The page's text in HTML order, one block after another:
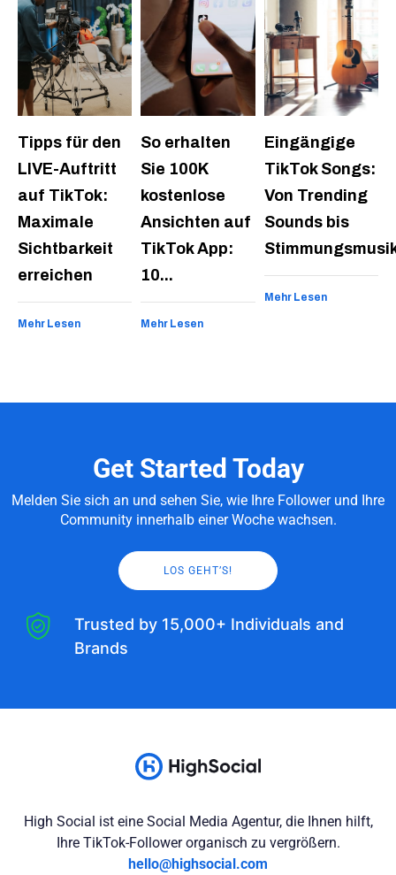
Tipps für den
LIVE-Auftritt
auf TikTok:
Maximale
Sichtbarkeit
erreichen
Mehr Lesen
So erhalten
Sie 100K
kostenlose
Ansichten auf
TikTok App:
10...
Mehr Lesen
Eingängige
TikTok Songs:
Von Trending
Sounds bis
Mehr Lesen
Get Started Today
Melden Sie sich an und sehen Sie, wie Ihre Follower und Ihre
Community innerhalb einer Woche wachsen.
LOS GEHT’S!
Trusted by 15,000+ Individuals and
Brands
High Social ist eine Social Media Agentur, die Ihnen hilft,
Ihre TikTok-Follower organisch zu vergrößern.
hello@highsocial.com